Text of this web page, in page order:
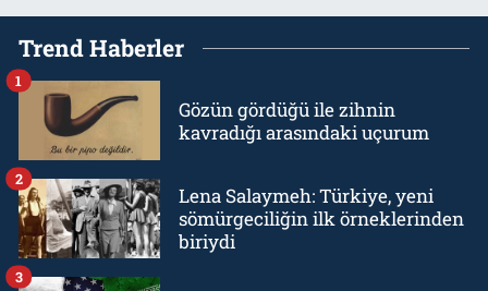
Trend Haberler
Gözün gördüğü ile zihnin
kavradığı arasındaki uçurum
1
Lena Salaymeh: Türkiye, yeni
sömürgeciliğin ilk örneklerinden
biriydi
2
3